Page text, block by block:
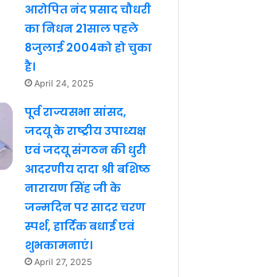
आरोपित नंद प्रसाद चौधरी
का निधन 21साल पहले
8जुलाई 2004को हो चुका
है।
April 24, 2025
पूर्व राज्यसभा सांसद,
जदयू के राष्ट्रीय उपाध्यक्ष
एवं जदयू संगठन की धुरी
आदरणीय दादा श्री बशिष्ठ
नारायण सिंह जी के
जन्मदिन पर सादर चरण
स्पर्श, हार्दिक बधाई एवं
शुभकामनाएं।
April 27, 2025